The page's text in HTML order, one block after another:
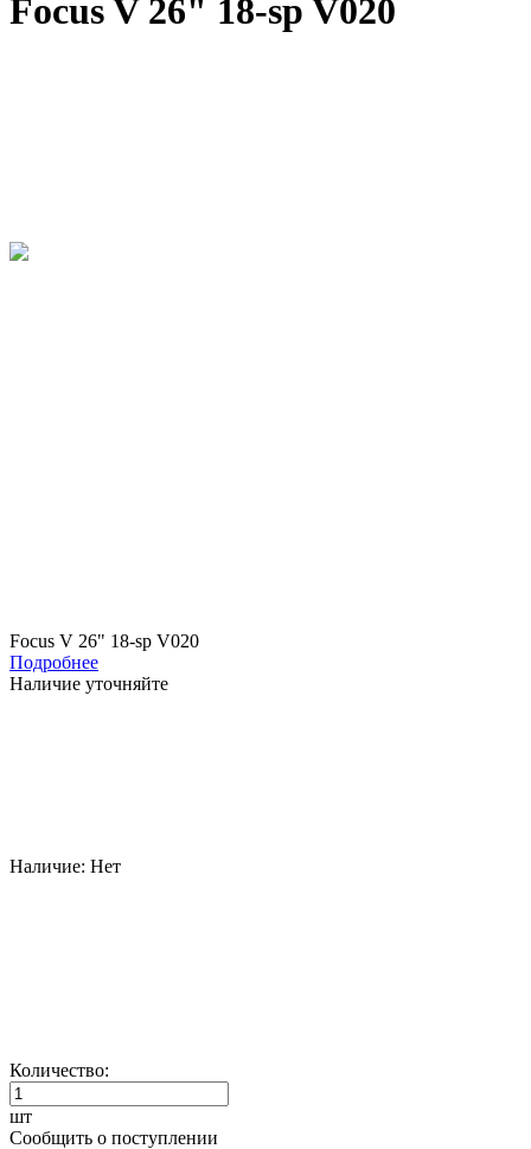
Focus V 26" 18-sp V020
Focus V 26" 18-sp V020
Подробнее
Наличие уточняйте
Наличие: Нет
Количество:
шт
Сообщить о поступлении